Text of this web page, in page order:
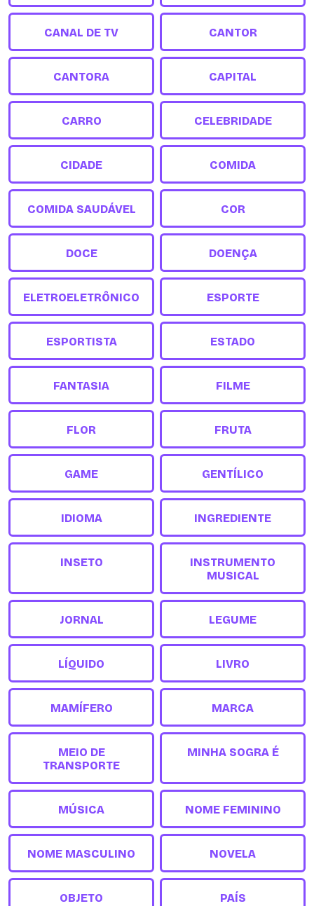
CANAL DE TV CANTOR
CANTORA CAPITAL
CARRO CELEBRIDADE
CIDADE COMIDA
COMIDA SAUDÁVEL COR
DOCE DOENÇA
ELETROELETRÔNICO ESPORTE
ESPORTISTA ESTADO
FANTASIA FILME
FLOR FRUTA
GAME GENTÍLICO
IDIOMA INGREDIENTE
INSETO
INSTRUMENTO
MUSICAL
JORNAL LEGUME
LÍQUIDO LIVRO
MAMÍFERO MARCA
MEIO DE
TRANSPORTE
MINHA SOGRA É
MÚSICA NOME FEMININO
NOME MASCULINO NOVELA
OBJETO PAÍS